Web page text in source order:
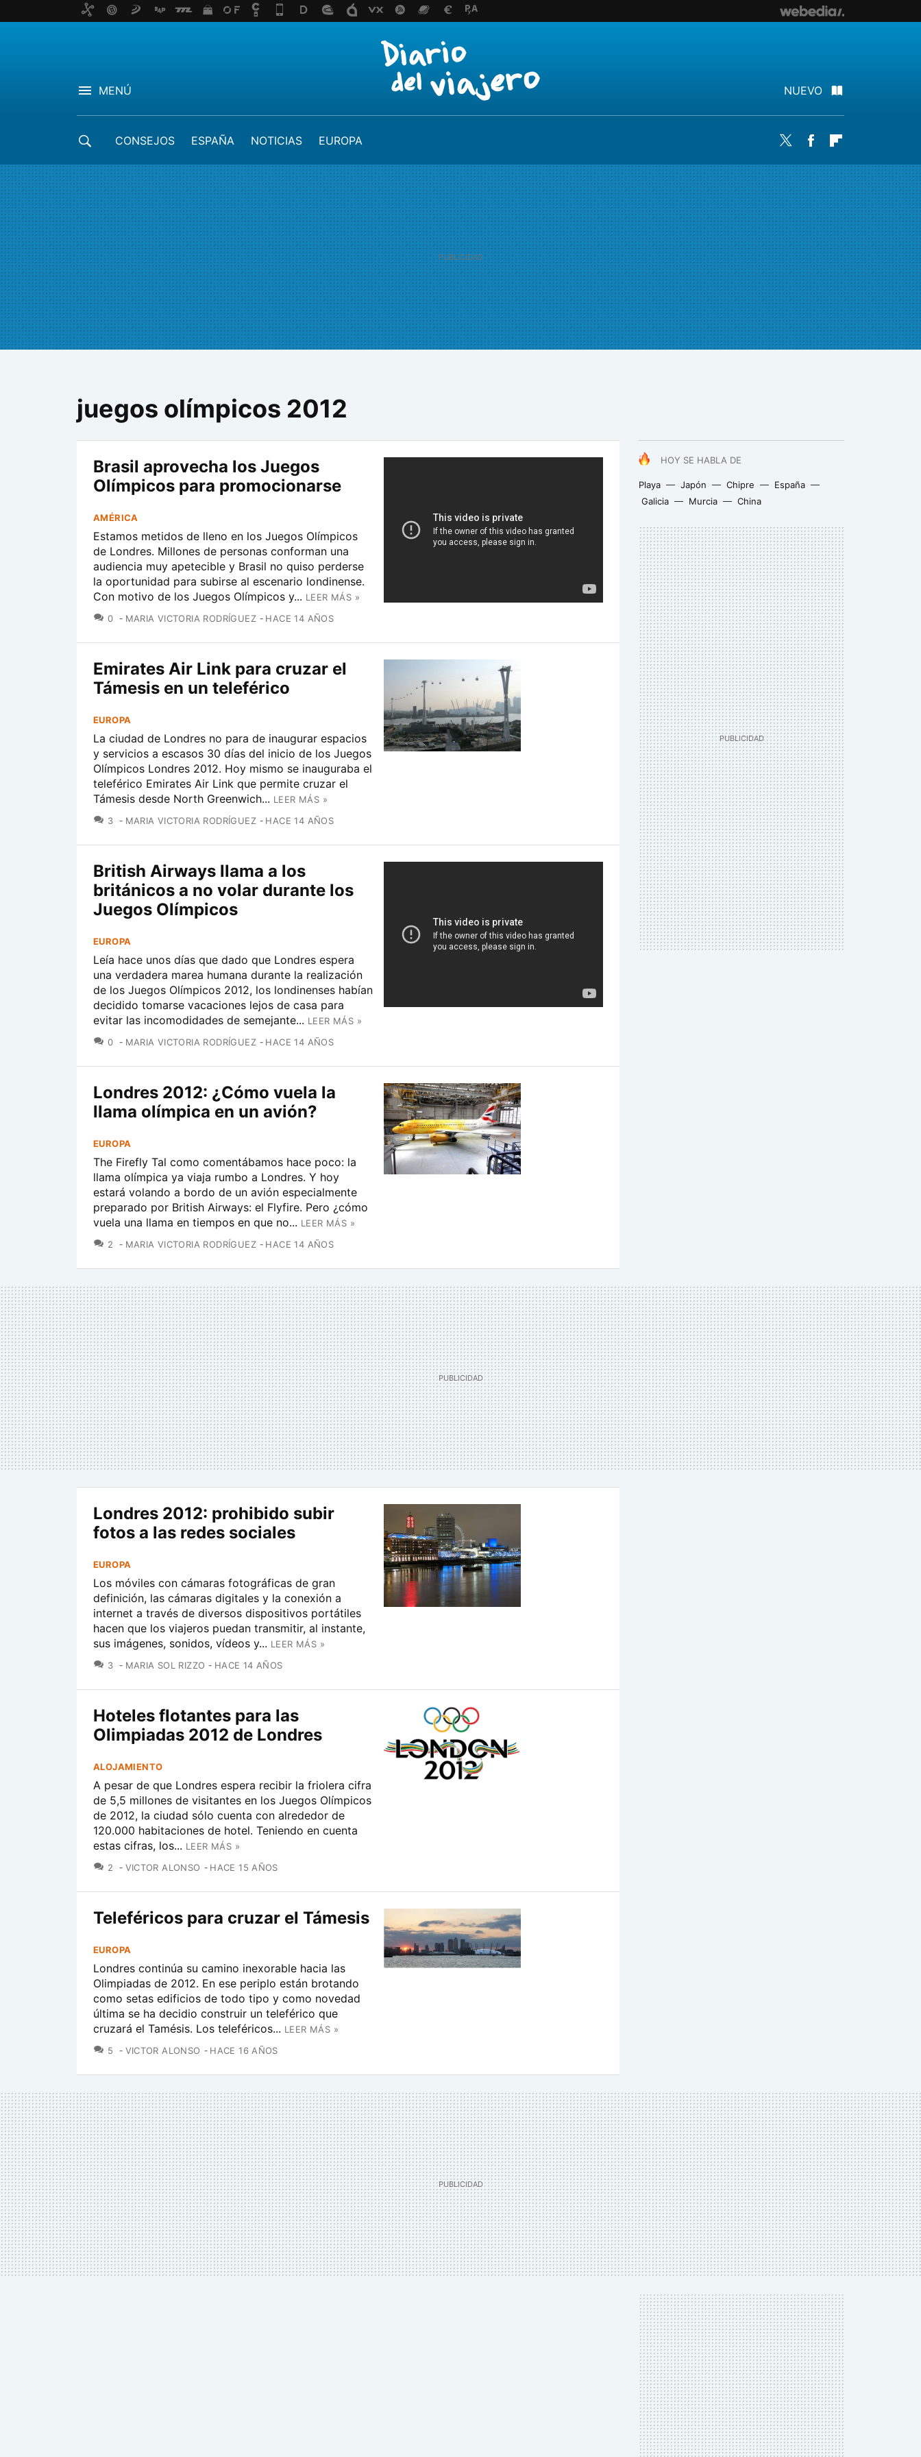
MENÚ NUEVO
CONSEJOS ESPAÑA NOTICIAS EUROPA Twitter Facebook
juegos olímpicos 2012
HOY SE HABLA DE
Playa Japón Chipre
España
Galicia
Murcia China
Brasil aprovecha los Juegos
Olímpicos para promocionarse
AMÉRICA
Estamos metidos de lleno en los Juegos Olímpicos
de Londres. Millones de personas conforman una
audiencia muy apetecible y Brasil no quiso perderse
la oportunidad para subirse al escenario londinense.
Con motivo de los Juegos Olímpicos y... LEER MÁS »
0 COMENTARIOS
MARIA VICTORIA RODRÍGUEZ HACE 14 AÑOS
Emirates Air Link para cruzar el
Támesis en un teleférico
EUROPA
La ciudad de Londres no para de inaugurar espacios
y servicios a escasos 30 días del inicio de los Juegos
Olímpicos Londres 2012. Hoy mismo se inauguraba el
teleférico Emirates Air Link que permite cruzar el
Támesis desde North Greenwich... LEER MÁS »
3 COMENTARIOS
MARIA VICTORIA RODRÍGUEZ HACE 14 AÑOS
British Airways llama a los
británicos a no volar durante los
Juegos Olímpicos
EUROPA
Leía hace unos días que dado que Londres espera
una verdadera marea humana durante la realización
de los Juegos Olímpicos 2012, los londinenses habían
decidido tomarse vacaciones lejos de casa para
evitar las incomodidades de semejante... LEER MÁS »
0 COMENTARIOS
MARIA VICTORIA RODRÍGUEZ HACE 14 AÑOS
Londres 2012: ¿Cómo vuela la
llama olímpica en un avión?
EUROPA
The Firefly Tal como comentábamos hace poco: la
llama olímpica ya viaja rumbo a Londres. Y hoy
estará volando a bordo de un avión especialmente
preparado por British Airways: el Flyfire. Pero ¿cómo
vuela una llama en tiempos en que no... LEER MÁS »
2
COMENTARIOS
MARIA VICTORIA RODRÍGUEZ HACE 14 AÑOS
Londres 2012: prohibido subir
fotos a las redes sociales
EUROPA
Los móviles con cámaras fotográficas de gran
definición, las cámaras digitales y la conexión a
internet a través de diversos dispositivos portátiles
hacen que los viajeros puedan transmitir, al instante,
sus imágenes, sonidos, vídeos y... LEER MÁS »
3 COMENTARIOS
MARIA SOL RIZZO HACE 14 AÑOS
Hoteles flotantes para las
Olimpiadas 2012 de Londres
ALOJAMIENTO
A pesar de que Londres espera recibir la friolera cifra
de 5,5 millones de visitantes en los Juegos Olímpicos
de 2012, la ciudad sólo cuenta con alrededor de
120.000 habitaciones de hotel. Teniendo en cuenta
estas cifras, los... LEER MÁS »
2
COMENTARIOS
VICTOR ALONSO HACE 15 AÑOS
Teleféricos para cruzar el Támesis
EUROPA
Londres continúa su camino inexorable hacia las
Olimpiadas de 2012. En ese periplo están brotando
como setas edificios de todo tipo y como novedad
última se ha decidio construir un teleférico que
cruzará el Tamésis. Los teleféricos... LEER MÁS »
5
COMENTARIOS
VICTOR ALONSO HACE 16 AÑOS